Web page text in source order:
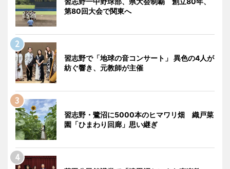
第80回大会で関東へ
習志野で「地球の音コンサート」 異色の4人が
紡ぐ響き、元教師が主催
習志野・鷺沼に5000本のヒマワリ畑 織戸菜
園「ひまわり回廊」思い継ぎ